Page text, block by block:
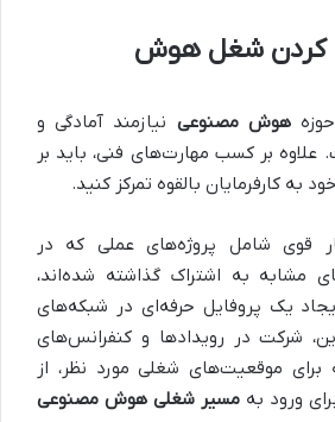
کردن شغل هوش
هوش مصنوعی نیازمند آمادگی و
بر کسب مهارت‌های فنی، باید بر
به کارفرمایان بالقوه تمرکز کنید.
قوی شامل پروژه‌های عملی که در
مشابه به اشتراک گذاشته شده‌اند،
یک پروفایل حرفه‌ای در شبکه‌های
شرکت در رویدادها و کنفرانس‌های
برای موقعیت‌های شغلی مورد نظر، از
ورود به مسیر شغلی هوش مصنوعی